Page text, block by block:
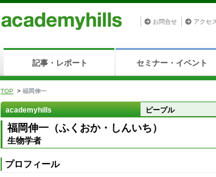
お問合せ アクセ
記事・レポート セミナー・イベント
TOP > 福岡伸一
academyhills ピープル
福岡伸一（ふくおか・しんいち）
生物学者
プロフィール